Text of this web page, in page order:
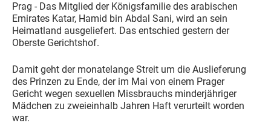
Prag - Das Mitglied der Königsfamilie des arabischen
Emirates Katar, Hamid bin Abdal Sani, wird an sein
Heimatland ausgeliefert. Das entschied gestern der
Oberste Gerichtshof.
Damit geht der monatelange Streit um die Auslieferung
des Prinzen zu Ende, der im Mai von einem Prager
Gericht wegen sexuellen Missbrauchs minderjähriger
Mädchen zu zweieinhalb Jahren Haft verurteilt worden
war.